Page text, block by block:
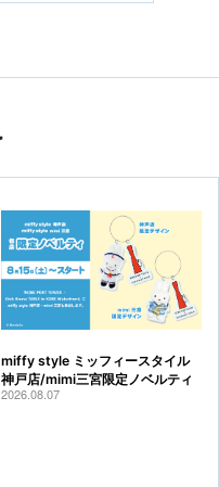
miffy style ミッフィースタイル
神戸店/mimi三宮限定ノベルティ
2026.08.07